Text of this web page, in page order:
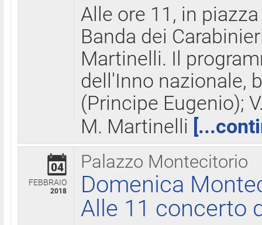
Alle ore 11, in
Banda dei
Martinelli. Il
dell'Inno nazionale,
(Principe Eugenio);
M. Martinelli
Palazzo Montecitorio
04
FEBBRAIO
2018
Domenica
Alle 11 concerto